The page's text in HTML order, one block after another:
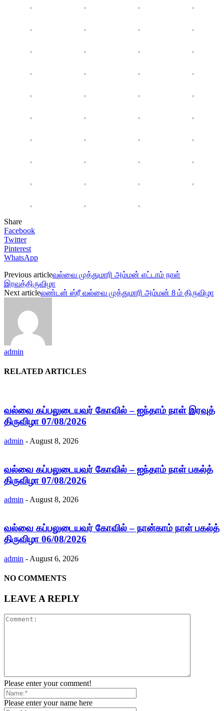
Share
Facebook
Twitter
Pinterest
WhatsApp
Previous articleவல்வை முத்துமாரி அம்மன் எட்டாம் நாள்
இரவுத்திருவிழா
Next articleலண்டன் ஸ்ரீ வல்வை முத்துமாரி அம்மன் 8 ம் திருவிழா
admin
RELATED ARTICLES
வல்வை கப்பலுடையவர் கோவில் – ஐந்தாம் நாள் இரவுத்
திருவிழா 07/08/2026
admin - August 8, 2026
வல்வை கப்பலுடையவர் கோவில் – ஐந்தாம் நாள் பகல்த்
திருவிழா 07/08/2026
admin - August 8, 2026
வல்வை கப்பலுடையவர் கோவில் – நான்காம் நாள் பகல்த்
திருவிழா 06/08/2026
admin - August 6, 2026
NO COMMENTS
LEAVE A REPLY
Please enter your comment!
Please enter your name here